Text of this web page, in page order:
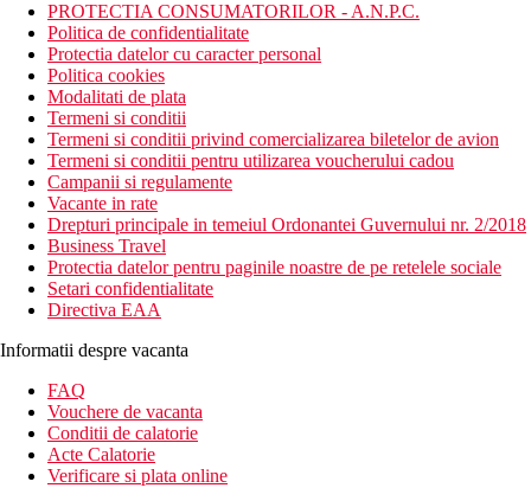
PROTECTIA CONSUMATORILOR - A.N.P.C.
Politica de confidentialitate
Protectia datelor cu caracter personal
Politica cookies
Modalitati de plata
Termeni si conditii
Termeni si conditii privind comercializarea biletelor de avion
Termeni si conditii pentru utilizarea voucherului cadou
Campanii si regulamente
Vacante in rate
Drepturi principale in temeiul Ordonantei Guvernului nr. 2/2018
Business Travel
Protectia datelor pentru paginile noastre de pe retelele sociale
Setari confidentialitate
Directiva EAA
Informatii despre vacanta
FAQ
Vouchere de vacanta
Conditii de calatorie
Acte Calatorie
Verificare si plata online